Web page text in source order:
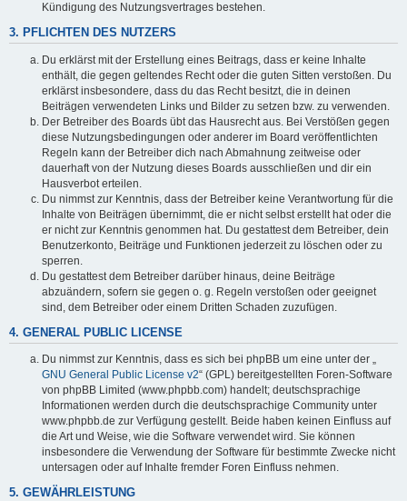
Kündigung des Nutzungsvertrages bestehen.
3. PFLICHTEN DES NUTZERS
Du erklärst mit der Erstellung eines Beitrags, dass er keine Inhalte
enthält, die gegen geltendes Recht oder die guten Sitten verstoßen. Du
erklärst insbesondere, dass du das Recht besitzt, die in deinen
Beiträgen verwendeten Links und Bilder zu setzen bzw. zu verwenden.
Der Betreiber des Boards übt das Hausrecht aus. Bei Verstößen gegen
diese Nutzungsbedingungen oder anderer im Board veröffentlichten
Regeln kann der Betreiber dich nach Abmahnung zeitweise oder
dauerhaft von der Nutzung dieses Boards ausschließen und dir ein
Hausverbot erteilen.
Du nimmst zur Kenntnis, dass der Betreiber keine Verantwortung für die
Inhalte von Beiträgen übernimmt, die er nicht selbst erstellt hat oder die
er nicht zur Kenntnis genommen hat. Du gestattest dem Betreiber, dein
Benutzerkonto, Beiträge und Funktionen jederzeit zu löschen oder zu
sperren.
Du gestattest dem Betreiber darüber hinaus, deine Beiträge
abzuändern, sofern sie gegen o. g. Regeln verstoßen oder geeignet
sind, dem Betreiber oder einem Dritten Schaden zuzufügen.
4. GENERAL PUBLIC LICENSE
Du nimmst zur Kenntnis, dass es sich bei phpBB um eine unter der „
GNU General Public License v2“ (GPL) bereitgestellten Foren-Software
von phpBB Limited (www.phpbb.com) handelt; deutschsprachige
Informationen werden durch die deutschsprachige Community unter
www.phpbb.de zur Verfügung gestellt. Beide haben keinen Einfluss auf
die Art und Weise, wie die Software verwendet wird. Sie können
insbesondere die Verwendung der Software für bestimmte Zwecke nicht
untersagen oder auf Inhalte fremder Foren Einfluss nehmen.
5. GEWÄHRLEISTUNG